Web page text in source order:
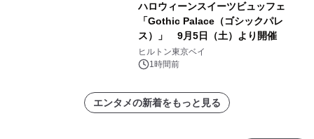
ハロウィーンスイーツビュッフェ
「Gothic Palace（ゴシックパレ
ス）」 9月5日（土）より開催
ヒルトン東京ベイ
1時間前
エンタメの新着をもっと見る